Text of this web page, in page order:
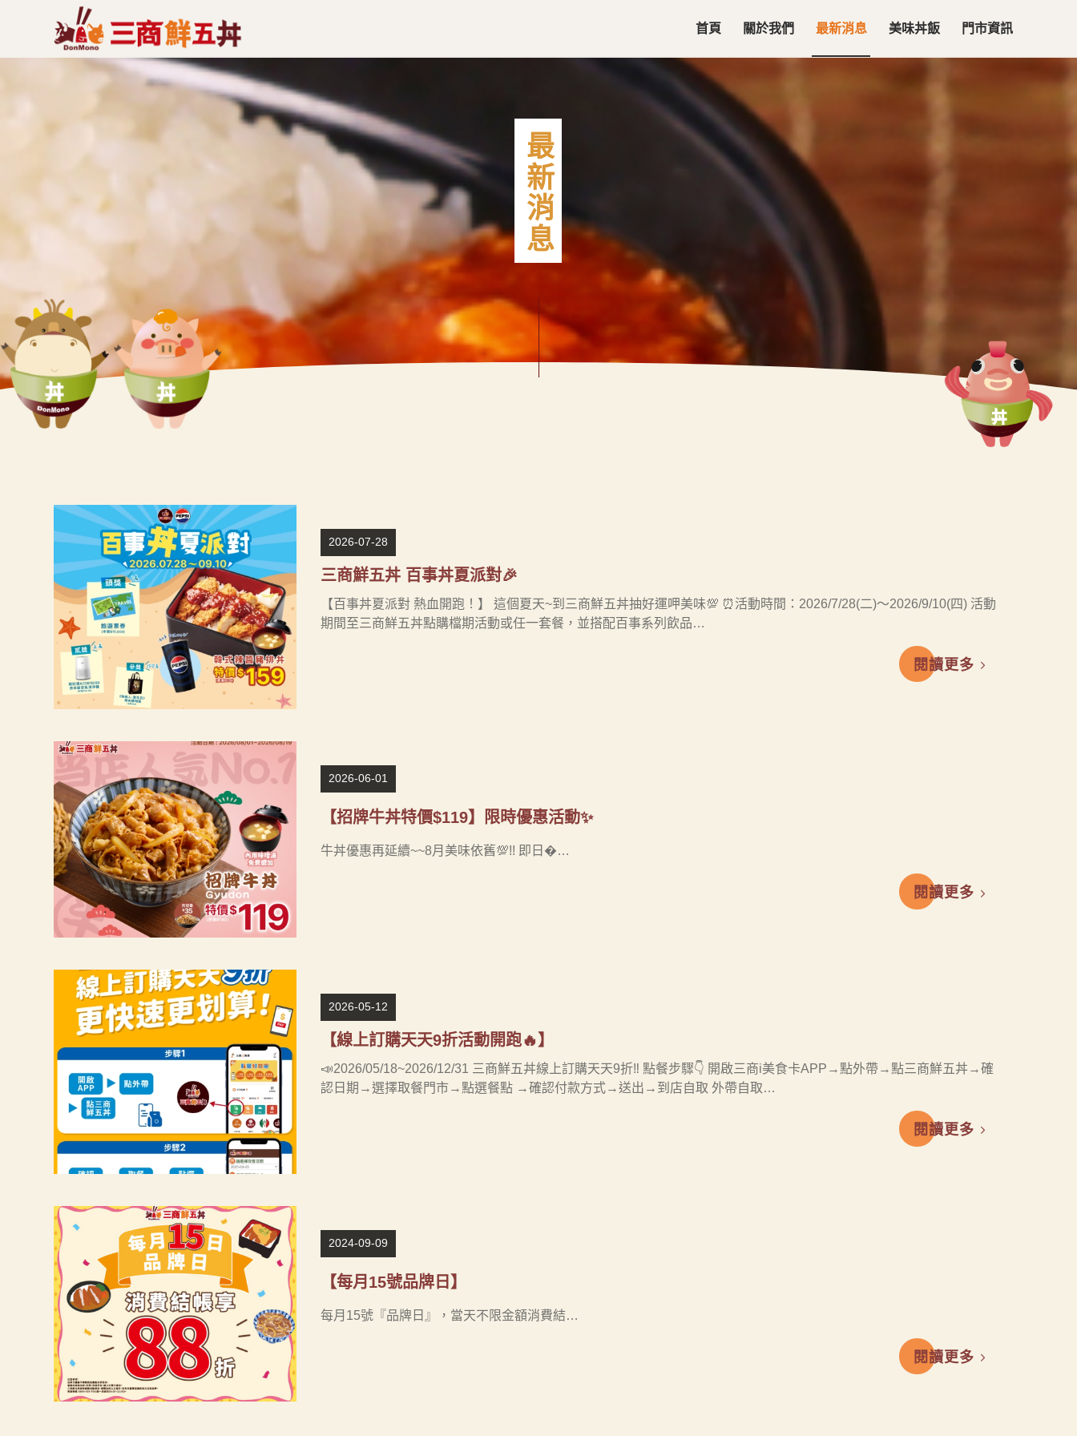
首頁 關於我們 最新消息 美味丼飯 門市資訊
最新消息
三商鮮五丼 百事丼夏派對🎉
2026-07-28
【百事丼夏派對 熱血開跑！】 這個夏天~到三商鮮五丼抽好運呷美味💯 ⏰活動時間：2026/7/28(二)～2026/9/10(四) 活動
期間至三商鮮五丼點購檔期活動或任一套餐，並搭配百事系列飲品…
閱讀更多
【招牌牛丼特價$119】限時優惠活動✨
2026-06-01
牛丼優惠再延續~~8月美味依舊💯!! 即日�…
閱讀更多
【線上訂購天天9折活動開跑🔥】
2026-05-12
📣2026/05/18~2026/12/31 三商鮮五丼線上訂購天天9折‼️ 點餐步驟👇 開啟三商i美食卡APP→點外帶→點三商鮮五丼→確
認日期→選擇取餐門市→點選餐點 →確認付款方式→送出→到店自取 外帶自取…
閱讀更多
【每月15號品牌日】
2024-09-09
每月15號『品牌日』，當天不限金額消費結…
閱讀更多